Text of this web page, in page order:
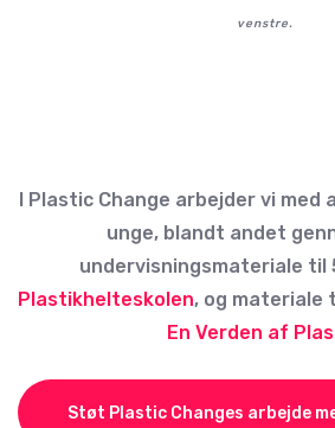
venstre.
I Plastic Change arbejder vi med
unge, blandt andet
undervisningsmateriale til
Plastikhelteskolen, og materiale
En Verden af
Støt Plastic Changes arbejde